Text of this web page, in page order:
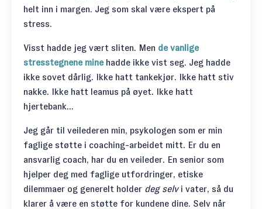
helt inn i margen. Jeg som skal være ekspert på
stress.
Visst hadde jeg vært sliten. Men de vanlige
stresstegnene mine hadde ikke vist seg. Jeg hadde
ikke sovet dårlig. Ikke hatt tankekjør. Ikke hatt stiv
nakke. Ikke hatt leamus på øyet. Ikke hatt
hjertebank...
Jeg går til veilederen min, psykologen som er min
faglige støtte i coaching-arbeidet mitt. Er du en
ansvarlig coach, har du en veileder. En senior som
hjelper deg med faglige utfordringer, etiske
dilemmaer og generelt holder deg selv i vater, så du
klarer å være en støtte for kundene dine. Selv når